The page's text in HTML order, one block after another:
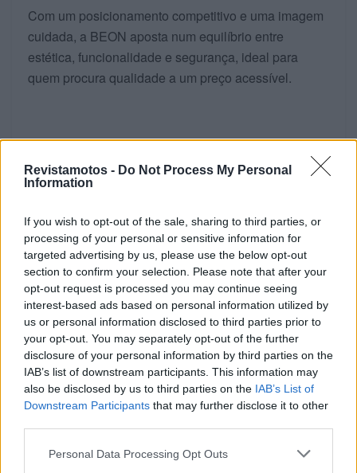
Revistamotos - Do Not Process My Personal
Information
If you wish to opt-out of the sale, sharing to third parties, or
processing of your personal or sensitive information for
targeted advertising by us, please use the below opt-out
section to confirm your selection. Please note that after your
opt-out request is processed you may continue seeing
interest-based ads based on personal information utilized by
us or personal information disclosed to third parties prior to
your opt-out. You may separately opt-out of the further
disclosure of your personal information by third parties on the
IAB’s list of downstream participants. This information may
also be disclosed by us to third parties on the IAB’s List of
Downstream Participants that may further disclose it to other
Personal Data Processing Opt Outs
Com um posicionamento competitivo e uma imagem
cuidada, a BEON aposta num equilíbrio entre
estética, funcionalidade e segurança, ideal para
quem procura qualidade a um preço acessível.
Tags: BEON Helmets Lusomotos